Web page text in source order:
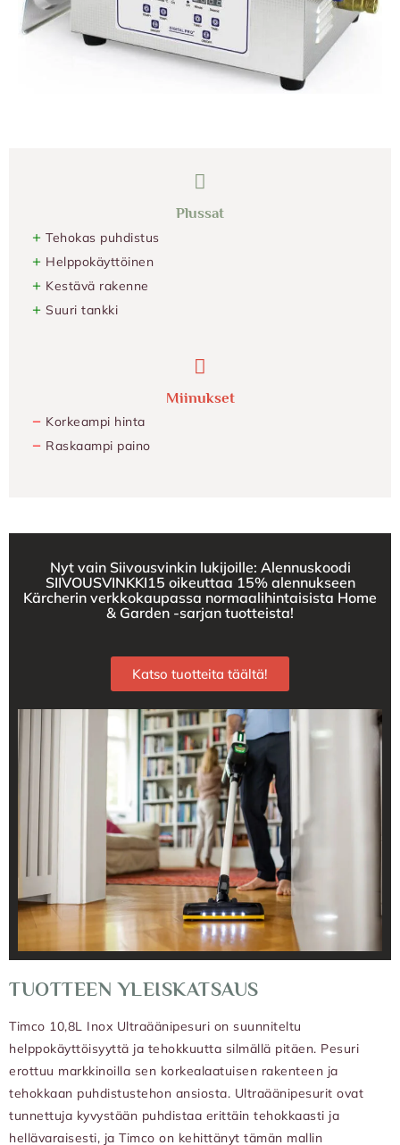
Plussat
+ Tehokas puhdistus
+ Helppokäyttöinen
+ Kestävä rakenne
+ Suuri tankki
Miinukset
− Korkeampi hinta
− Raskaampi paino
Nyt vain Siivousvinkin lukijoille: Alennuskoodi
SIIVOUSVINKKI15 oikeuttaa 15% alennukseen
Kärcherin verkkokaupassa normaalihintaisista Home
& Garden -sarjan tuotteista!
Katso tuotteita täältä!
TUOTTEEN YLEISKATSAUS
Timco 10,8L Inox Ultraäänipesuri on suunniteltu
helppokäyttöisyyttä ja tehokkuutta silmällä pitäen. Pesuri
erottuu markkinoilla sen korkealaatuisen rakenteen ja
tehokkaan puhdistustehon ansiosta. Ultraäänipesurit ovat
tunnettuja kyvystään puhdistaa erittäin tehokkaasti ja
hellävaraisesti, ja Timco on kehittänyt tämän mallin